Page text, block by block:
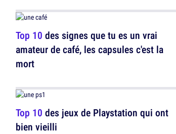
Top 10 des signes que tu es un vrai
amateur de café, les capsules c'est la
mort
Top 10 des jeux de Playstation qui ont
bien vieilli